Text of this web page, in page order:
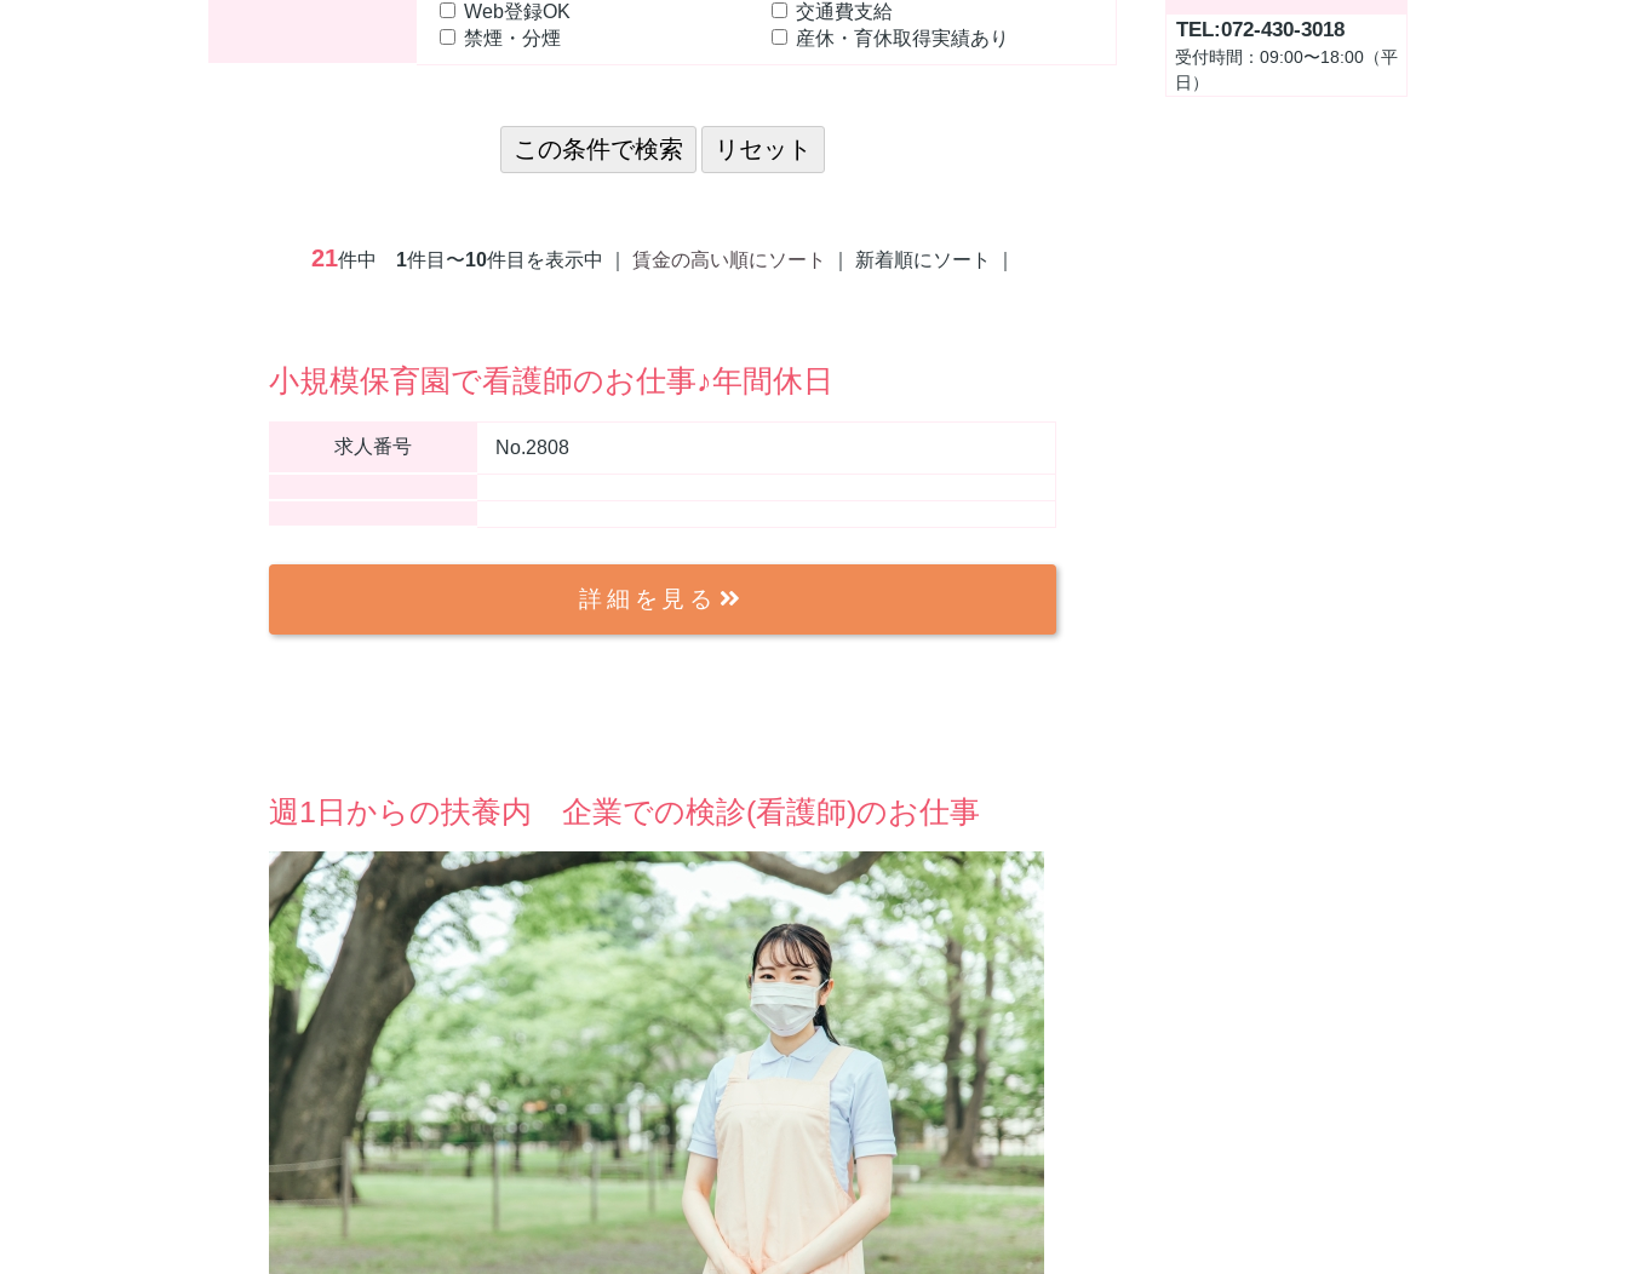
Web登録OK
交通費支給
禁煙・分煙
産休・育休取得実績あり
21件中 1件目〜10件目を表示中 ｜ 賃金の高い順にソート ｜ 新着順にソート ｜
小規模保育園で看護師のお仕事♪年間休日
求人番号 No.2808
詳細を見る
週1日からの扶養内 企業での検診(看護師)のお仕事
TEL:072-430-3018
受付時間：09:00〜18:00（平
日）